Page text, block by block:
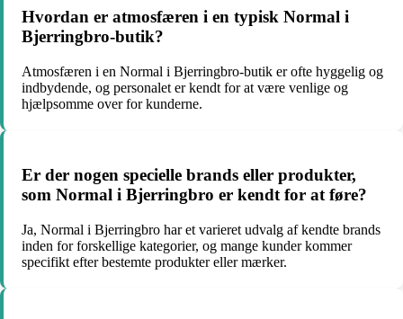
Hvordan er atmosfæren i en typisk Normal i
Bjerringbro-butik?
Atmosfæren i en Normal i Bjerringbro-butik er ofte hyggelig og
indbydende, og personalet er kendt for at være venlige og
hjælpsomme over for kunderne.
Er der nogen specielle brands eller produkter,
som Normal i Bjerringbro er kendt for at føre?
Ja, Normal i Bjerringbro har et varieret udvalg af kendte brands
inden for forskellige kategorier, og mange kunder kommer
specifikt efter bestemte produkter eller mærker.